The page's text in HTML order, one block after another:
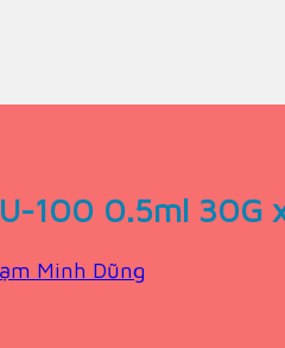
U-100 0.5ml 30G
Minh Dũng